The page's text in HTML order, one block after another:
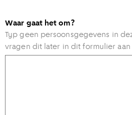
Waar gaat het om?
Typ geen persoonsgegevens in
vragen dit later in dit formulier aan